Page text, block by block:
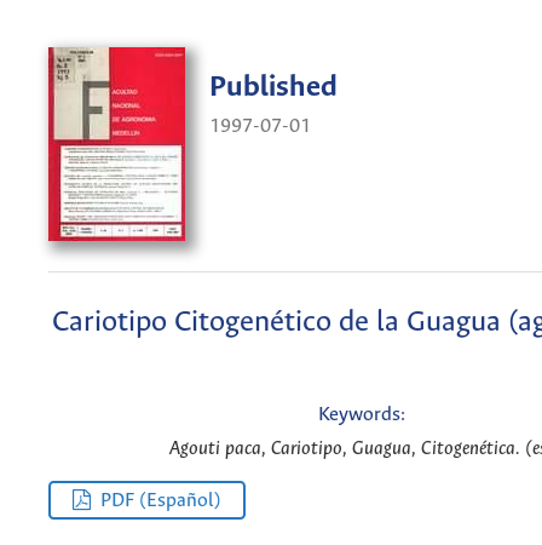
Published
1997-07-01
Cariotipo Citogenético de la Guagua
Keywords:
Agouti paca, Cariotipo, Guagua, Citogenética.
PDF (Español)